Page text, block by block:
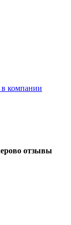
в компании
отзывы